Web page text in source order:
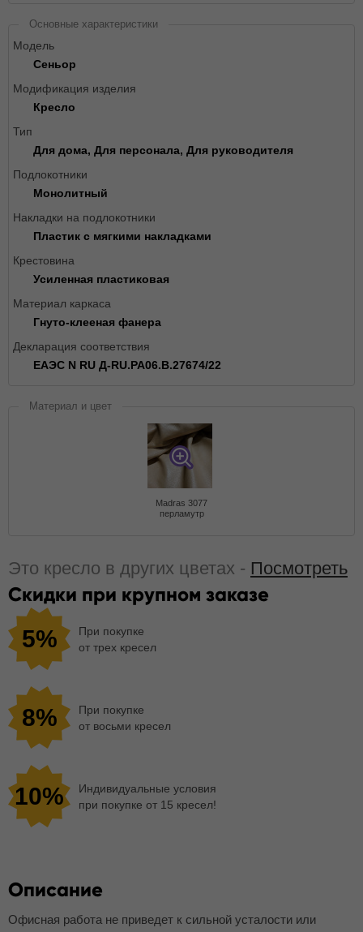
Основные характеристики
Модель
Сеньор
Модификация изделия
Кресло
Тип
Для дома, Для персонала, Для руководителя
Подлокотники
Монолитный
Накладки на подлокотники
Пластик с мягкими накладками
Крестовина
Усиленная пластиковая
Материал каркаса
Гнуто-клееная фанера
Декларация соответствия
ЕАЭС N RU Д-RU.РА06.В.27674/22
Материал и цвет
Madras 3077
перламутр
Это кресло в других цветах - Посмотреть
Скидки при крупном заказе
5%
При покупке
от трех кресел
8%
При покупке
от восьми кресел
10%
Индивидуальные условия
при покупке от 15 кресел!
Описание
Офисная работа не приведет к сильной усталости или